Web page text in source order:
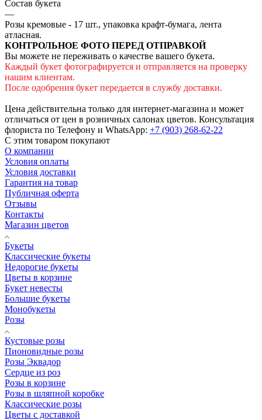
Состав букета
—
Розы кремовые - 17 шт., упаковка крафт-бумага, лента
атласная.
КОНТРОЛЬНОЕ ФОТО ПЕРЕД ОТПРАВКОЙ
Вы можете не переживать о качестве вашего букета.
Каждый букет фотографируется и отправляется на проверку
нашим клиентам.
После одобрения букет передается в службу доставки.
Цена действительна только для интернет-магазина и может
отличаться от цен в розничных салонах цветов. Консультация
флориста по Телефону и WhatsApp: +7 (903) 268-62-22
С этим товаром покупают
О компании
Условия оплаты
Условия доставки
Гарантия на товар
Публичная оферта
Отзывы
Контакты
Магазин цветов
Букеты
Классические букеты
Недорогие букеты
Цветы в корзине
Букет невесты
Большие букеты
Монобукеты
Розы
Кустовые розы
Пионовидные розы
Розы Эквадор
Сердце из роз
Розы в корзине
Розы в шляпной коробке
Классические розы
Цветы с доставкой